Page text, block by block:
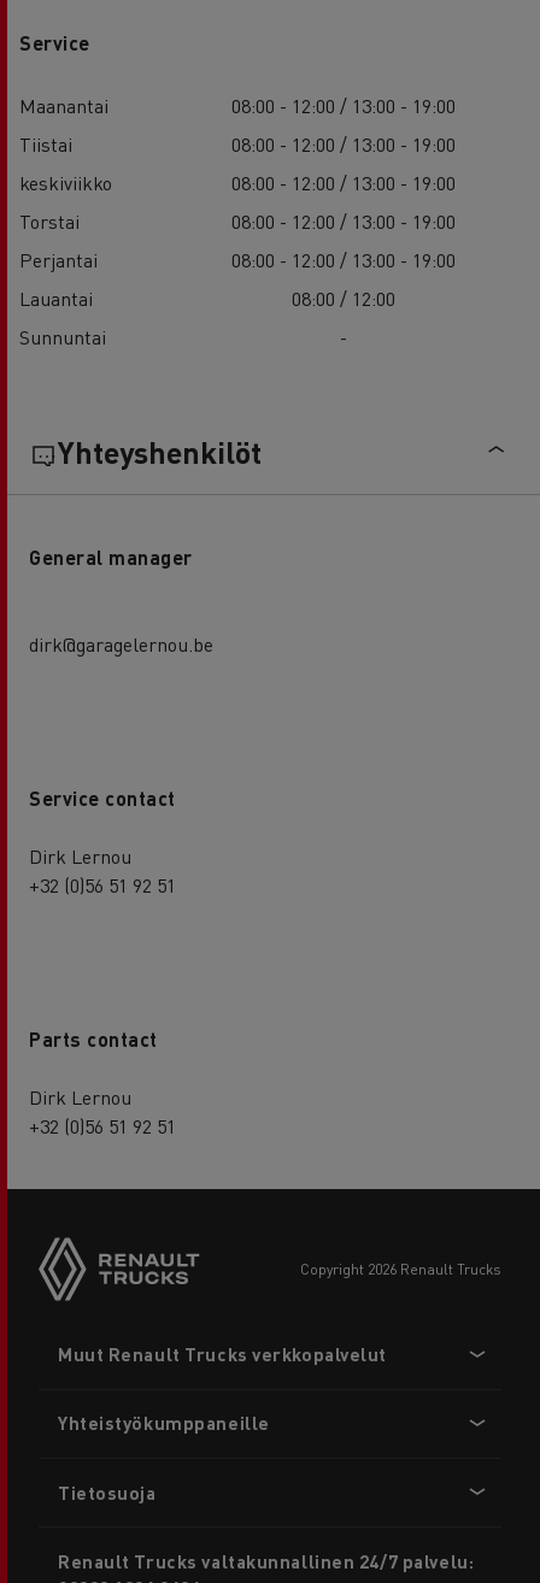
Service
Maanantai
08:00 - 12:00 / 13:00 - 19:00
Tiistai
08:00 - 12:00 / 13:00 - 19:00
keskiviikko
08:00 - 12:00 / 13:00 - 19:00
Torstai
08:00 - 12:00 / 13:00 - 19:00
Perjantai
08:00 - 12:00 / 13:00 - 19:00
Lauantai
08:00 / 12:00
Sunnuntai
-
Yhteyshenkilöt
General manager
dirk@garagelernou.be
Service contact
Dirk Lernou
+32 (0)56 51 92 51
Parts contact
Dirk Lernou
+32 (0)56 51 92 51
copyright 2026 Renault Trucks
menu
Muut Renault Trucks verkkopalvelut
Yhteistyökumppaneille
Tietosuoja
Renault Trucks valtakunnallinen 24/7 palvelu: